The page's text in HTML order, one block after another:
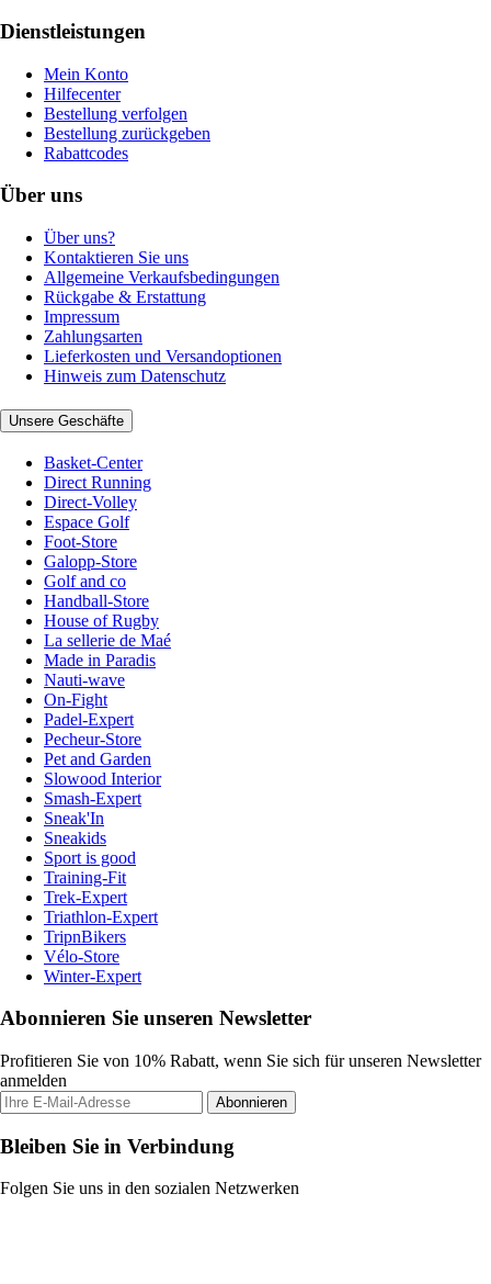
Dienstleistungen
Mein Konto
Hilfecenter
Bestellung verfolgen
Bestellung zurückgeben
Rabattcodes
Über uns
Über uns?
Kontaktieren Sie uns
Allgemeine Verkaufsbedingungen
Rückgabe & Erstattung
Impressum
Zahlungsarten
Lieferkosten und Versandoptionen
Hinweis zum Datenschutz
Unsere Geschäfte
Basket-Center
Direct Running
Direct-Volley
Espace Golf
Foot-Store
Galopp-Store
Golf and co
Handball-Store
House of Rugby
La sellerie de Maé
Made in Paradis
Nauti-wave
On-Fight
Padel-Expert
Pecheur-Store
Pet and Garden
Slowood Interior
Smash-Expert
Sneak'In
Sneakids
Sport is good
Training-Fit
Trek-Expert
Triathlon-Expert
TripnBikers
Vélo-Store
Winter-Expert
Abonnieren Sie unseren Newsletter
Profitieren Sie von 10% Rabatt, wenn Sie sich für unseren Newsletter
anmelden
Abonnieren
Bleiben Sie in Verbindung
Folgen Sie uns in den sozialen Netzwerken